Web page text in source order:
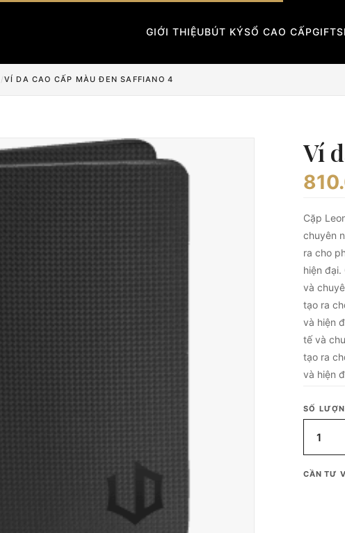
GIỚI THIỆUBÚT KÝSỔ CAO CẤP
/VÍ DA CAO CẤP MÀU ĐEN SAFFIANO 4
Ví
Cặp
chuyên
ra cho
hiện
và
tạo ra
và hiện
tế và
tạo ra
và hiện
SỐ
CẦN TƯ